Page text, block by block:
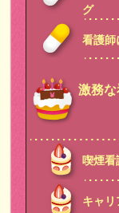
グ
看護師
激務
喫煙看
キャリ